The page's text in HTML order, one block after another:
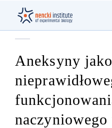
Aneksyny